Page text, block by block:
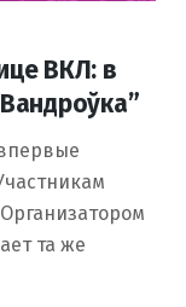
ВКЛ: в
та же